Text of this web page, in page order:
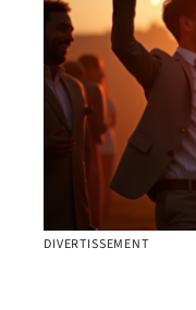
DIVERTISSEMENT